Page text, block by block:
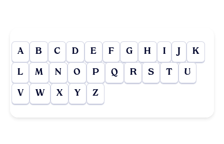
A B C D E F G H I J K
L M N O P Q R S T U
V W X Y Z